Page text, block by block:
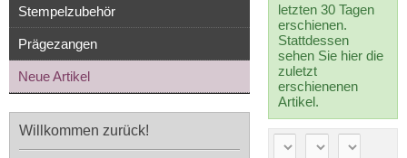
letzten 30 Tagen
erschienen.
Stattdessen
sehen Sie hier die
zuletzt
erschienenen
Artikel.
Stempelzubehör
Prägezangen
Neue Artikel
Willkommen zurück!